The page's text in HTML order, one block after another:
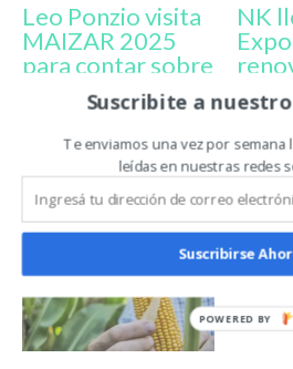
Leo Ponzio visita
MAIZAR 2025
para contar sobre
su rol como
productor en el
agro y su debut
como embajador
de NK
NK
Suscribite a
Te enviamos una vez por semana
leídas en nuestras redes
Suscribirse